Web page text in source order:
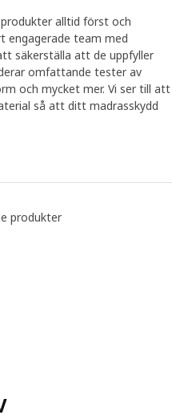
alltid först och
engagerade team med
säkerställa att de uppfyller
omfattande tester av
och mycket mer. Vi ser till att
så att ditt madrasskydd
produkter